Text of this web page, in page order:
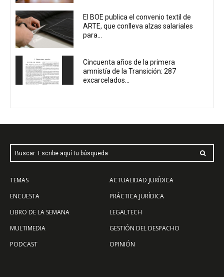
El BOE publica el convenio textil de
ARTE, que conlleva alzas salariales
para...
Cincuenta años de la primera
amnistía de la Transición: 287
excarcelados...
Buscar: Escribe aquí tu búsqueda
TEMAS
ENCUESTA
LIBRO DE LA SEMANA
MULTIMEDIA
PODCAST
ACTUALIDAD JURÍDICA
PRÁCTICA JURÍDICA
LEGALTECH
GESTIÓN DEL DESPACHO
OPINIÓN